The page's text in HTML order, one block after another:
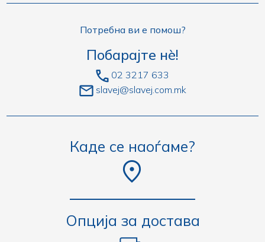
Потребна ви е помош?
Побарајте нè!
02 3217 633
slavej@slavej.com.mk
Каде се наоѓаме?
Опција за достава